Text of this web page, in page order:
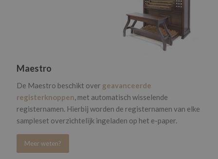
Maestro
De Maestro beschikt over geavanceerde
registerknoppen, met automatisch wisselende
registernamen. Hierbij worden de registernamen van elke
sampleset overzichtelijk ingeladen op het e-paper.
Meer weten?